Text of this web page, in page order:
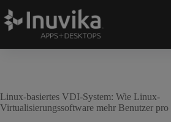
Linux-basiertes VDI-System: Wie Linux-
Virtualisierungssoftware mehr Benutzer pro